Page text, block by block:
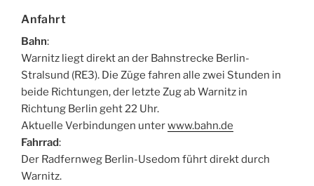
Anfahrt
Bahn:
Warnitz liegt direkt an der Bahnstrecke Berlin-
Stralsund (RE3). Die Züge fahren alle zwei Stunden in
beide Richtungen, der letzte Zug ab Warnitz in
Richtung Berlin geht 22 Uhr.
Aktuelle Verbindungen unterwww.bahn.de
Fahrrad:
Der Radfernweg Berlin-Usedom führt direkt durch
Warnitz.